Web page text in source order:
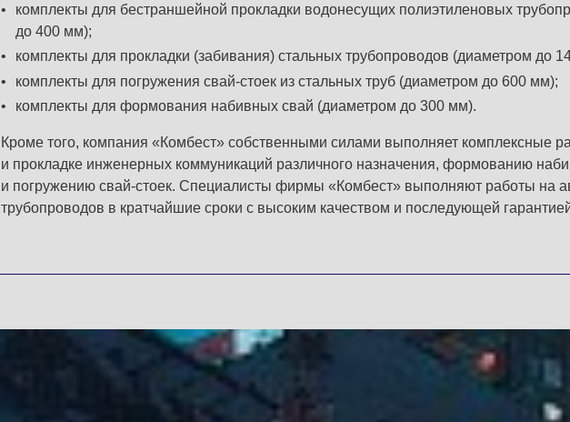
комплекты для бестраншейной прокладки водонесущих полиэтиленовых
до 400 мм);
комплекты для прокладки (забивания) стальных трубопроводов (диаметром до
комплекты для погружения свай-стоек из стальных труб (диаметром до 600 мм);
комплекты для формования набивных свай (диаметром до 300 мм).
Кроме того, компания «Комбест» собственными силами выполняет комплексные
и прокладке инженерных коммуникаций различного назначения, формованию
и погружению свай-стоек. Специалисты фирмы «Комбест» выполняют работы на
трубопроводов в кратчайшие сроки с высоким качеством и последующей